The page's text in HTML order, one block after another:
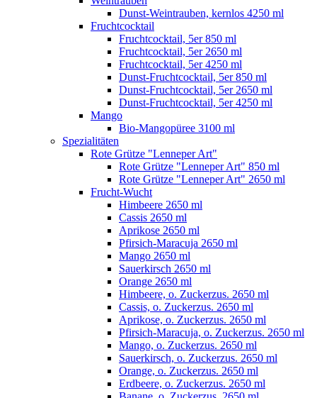
Dunst-Weintrauben, kernlos 4250 ml
Fruchtcocktail
Fruchtcocktail, 5er 850 ml
Fruchtcocktail, 5er 2650 ml
Fruchtcocktail, 5er 4250 ml
Dunst-Fruchtcocktail, 5er 850 ml
Dunst-Fruchtcocktail, 5er 2650 ml
Dunst-Fruchtcocktail, 5er 4250 ml
Mango
Bio-Mangopüree 3100 ml
Spezialitäten
Rote Grütze "Lenneper Art"
Rote Grütze "Lenneper Art" 850 ml
Rote Grütze "Lenneper Art" 2650 ml
Frucht-Wucht
Himbeere 2650 ml
Cassis 2650 ml
Aprikose 2650 ml
Pfirsich-Maracuja 2650 ml
Mango 2650 ml
Sauerkirsch 2650 ml
Orange 2650 ml
Himbeere, o. Zuckerzus. 2650 ml
Cassis, o. Zuckerzus. 2650 ml
Aprikose, o. Zuckerzus. 2650 ml
Pfirsich-Maracuja, o. Zuckerzus. 2650 ml
Mango, o. Zuckerzus. 2650 ml
Sauerkirsch, o. Zuckerzus. 2650 ml
Orange, o. Zuckerzus. 2650 ml
Erdbeere, o. Zuckerzus. 2650 ml